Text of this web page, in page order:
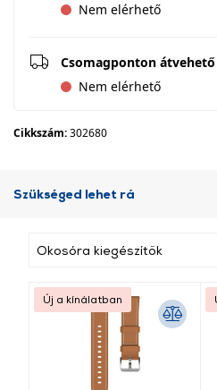
Nem elérhető
Csomagponton átvehető
Nem elérhető
Cikkszám:302680
Szükséged lehet rá
Okosóra kiegészítők
Új a kínálatban